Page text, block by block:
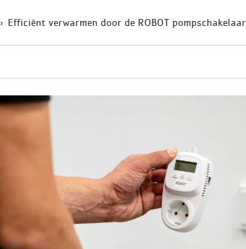
Efficiënt verwarmen door de ROBOT pompschakelaar